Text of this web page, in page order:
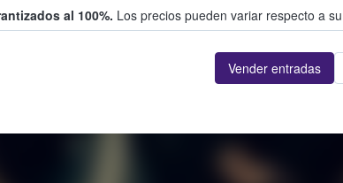
al 100%. Los precios pueden variar respecto a
Vender entradas